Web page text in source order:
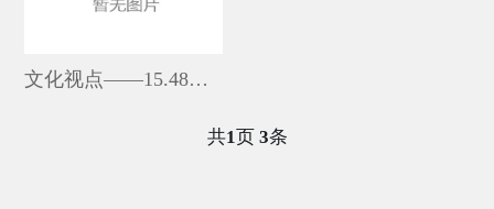
文化视点——15.48亿票房后的文化反思：5月“情绪消费”的
共1页 3条